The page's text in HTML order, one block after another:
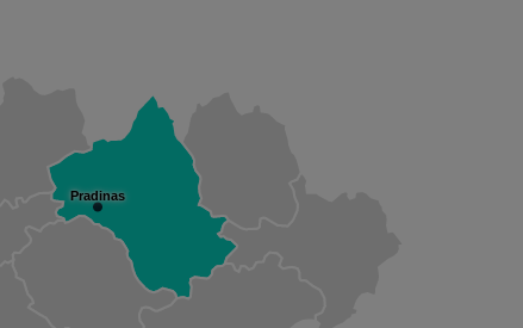
Pradinas